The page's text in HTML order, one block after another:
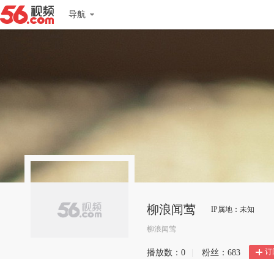
导航
柳浪闻莺 IP属地：未知
柳浪闻莺
播放数： 0 粉丝： 683 订